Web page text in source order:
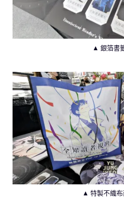
▲ 銀箔書
▲ 特製不織